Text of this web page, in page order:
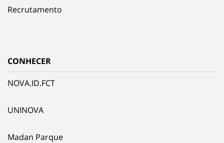
Recrutamento
CONHECER
NOVA.ID.FCT
UNINOVA
Madan Parque